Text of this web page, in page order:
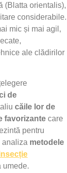
(Blatta orientalis),
considerabile.
mic și mai agil,
ale clădirilor
de
căile lor de
favorizante care
pentru
analiza metodele
umede.